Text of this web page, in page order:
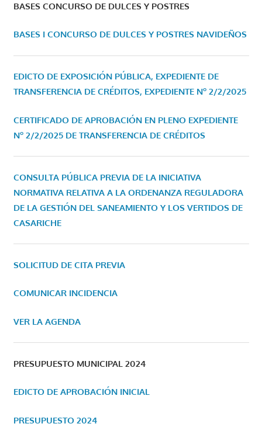
BASES CONCURSO DE DULCES Y POSTRES
BASES I CONCURSO DE DULCES Y POSTRES NAVIDEÑOS
EDICTO DE EXPOSICIÓN PÚBLICA, EXPEDIENTE DE
TRANSFERENCIA DE CRÉDITOS, EXPEDIENTE Nº 2/2/2025
CERTIFICADO DE APROBACIÓN EN PLENO EXPEDIENTE
Nº 2/2/2025 DE TRANSFERENCIA DE CRÉDITOS
CONSULTA PÚBLICA PREVIA DE LA INICIATIVA
NORMATIVA RELATIVA A LA ORDENANZA REGULADORA
DE LA GESTIÓN DEL SANEAMIENTO Y LOS VERTIDOS DE
CASARICHE
SOLICITUD DE CITA PREVIA
COMUNICAR INCIDENCIA
VER LA AGENDA
PRESUPUESTO MUNICIPAL 2024
EDICTO DE APROBACIÓN INICIAL
PRESUPUESTO 2024